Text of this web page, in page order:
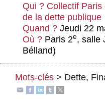
Publications
Agenda
Actus et médias
Boutique
Qui ? Collectif Paris
de la dette publique
Quand ? Jeudi 22
Où ? Paris 2e, salle
Bélland)
Mots-clés > Dette,